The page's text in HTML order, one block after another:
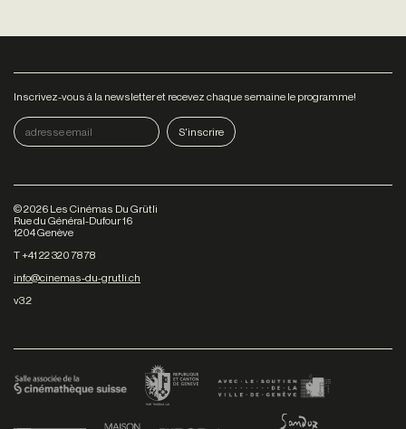
Inscrivez-vous à la newsletter et recevez chaque semaine le programme!
©2026 Les Cinémas Du Grütli
Rue du Général-Dufour 16
1204 Genève
T +41 22 320 78 78
info@cinemas-du-grutli.ch
v3.2